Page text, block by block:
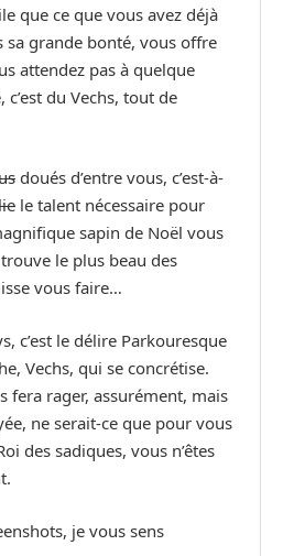
que ce que vous avez déjà
sa grande bonté, vous offre
attendez pas à quelque
du Vechs, tout de
doués d’entre vous, c’est-à-
le talent nécessaire pour
sapin de Noël vous
le plus beau des
vous faire…
c’est le délire Parkouresque
Vechs, qui se concrétise.
fera rager, assurément, mais
ne serait-ce que pour vous
des sadiques, vous n’êtes
je vous sens